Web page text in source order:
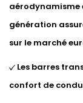
aérodynamisme
génération
sur le marché
Les barres
confort de